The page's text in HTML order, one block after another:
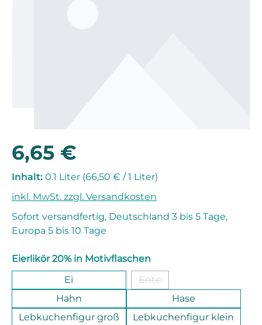
Regulärer Preis:
6,65 €
Inhalt: 0.1 Liter (66,50 € / 1 Liter)
inkl. MwSt. zzgl. Versandkosten
Sofort versandfertig, Deutschland 3 bis 5 Tage,
Europa 5 bis 10 Tage
Eierlikör 20% in Motivflaschen
Ei
Ente
(Diese Option ist zurzeit
Hahn
Hase
Lebkuchenfigur groß
Lebkuchenfigur klein